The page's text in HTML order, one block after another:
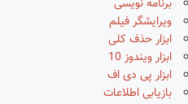
برنامه نویسی
ویرایشگر فیلم
ابزار حذف کلی
ابزار ویندوز 10
ابزار پی دی اف
بازیابی اطلاعات